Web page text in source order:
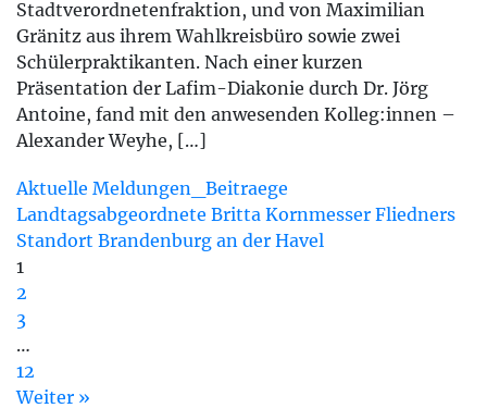
Stadtverordnetenfraktion, und von Maximilian
Gränitz aus ihrem Wahlkreisbüro sowie zwei
Schülerpraktikanten. Nach einer kurzen
Präsentation der Lafim-Diakonie durch Dr. Jörg
Antoine, fand mit den anwesenden Kolleg:innen –
Alexander Weyhe, […]
Aktuelle Meldungen_Beitraege
Landtagsabgeordnete Britta Kornmesser Fliedners
Standort Brandenburg an der Havel
1
2
3
…
12
Weiter »